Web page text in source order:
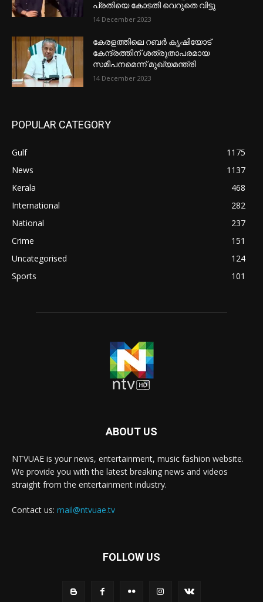
പ്രതിയെ കോടതി വെറുതെ വിട്ടു
14 December 2023
കേരളത്തിലെ റബർ കൃഷിയോട്
കേന്ദ്രത്തിന് ശത്രുതാപരമായ
സമീപനമെന്ന് മുഖ്യമന്ത്രി
14 December 2023
POPULAR CATEGORY
Gulf
1175
News
1137
Kerala
468
International
282
National
237
Crime
151
Uncategorised
124
Sports
101
ABOUT US
NTVUAE is your news, entertainment, music fashion website.
We provide you with the latest breaking news and videos
straight from the entertainment industry.
Contact us: mail@ntvuae.tv
FOLLOW US